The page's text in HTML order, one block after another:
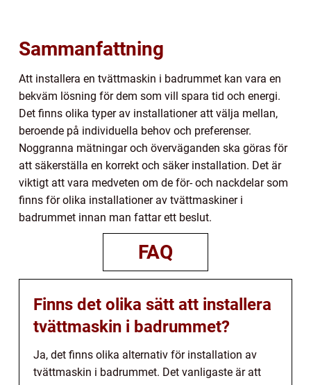
Sammanfattning
Att installera en tvättmaskin i badrummet kan vara en
bekväm lösning för dem som vill spara tid och energi.
Det finns olika typer av installationer att välja mellan,
beroende på individuella behov och preferenser.
Noggranna mätningar och överväganden ska göras för
att säkerställa en korrekt och säker installation. Det är
viktigt att vara medveten om de för- och nackdelar som
finns för olika installationer av tvättmaskiner i
badrummet innan man fattar ett beslut.
FAQ
Finns det olika sätt att installera
tvättmaskin i badrummet?
Ja, det finns olika alternativ för installation av
tvättmaskin i badrummet. Det vanligaste är att